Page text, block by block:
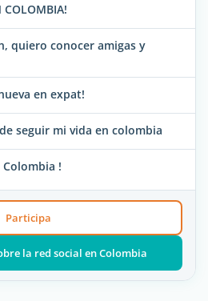
COLOMBIA!
quiero conocer amigas y
en expat!
seguir mi vida en colombia
!
Participa
la red social en Colombia